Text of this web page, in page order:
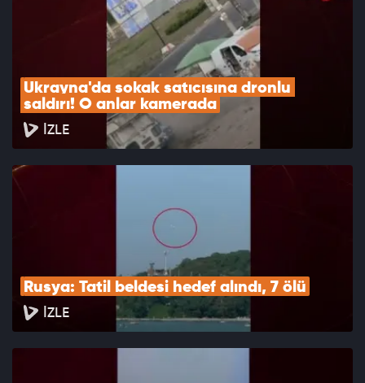
Ukrayna'da sokak satıcısına dronlu
saldırı! O anlar kamerada
İZLE
Rusya: Tatil beldesi hedef alındı, 7 ölü
İZLE